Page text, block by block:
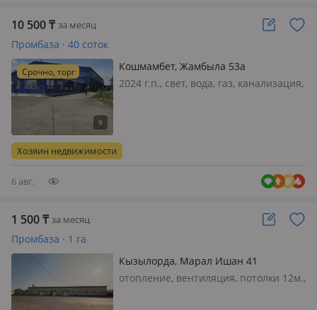
10 500₸ за месяц
Промбаза · 40 соток
Срочно, торг
Кошмамбет, Жамбыла 53а
2024 г.п., свет, вода, газ, канализация,
°C в Алматы | От 60 до 250 м² | (Лето
2026). ✅ Камера 25…
Хозяин недвижимости
6 авг.
1 500₸ за месяц
Промбаза · 1 га
Кызылорда, Марал Ишан 41
отопление, вентиляция, потолки 12м.,